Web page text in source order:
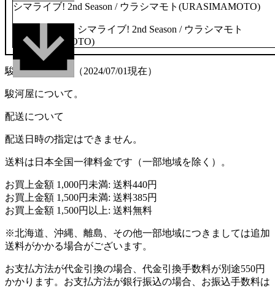
シマライブ! 2nd Season / ウラシマモト(URASIMAMOTO)
駿河屋について（2024/07/01現在）
駿河屋について。
配送について
配送日時の指定はできません。
送料は日本全国一律料金です（一部地域を除く）。
お買上金額 1,000円未満: 送料440円
お買上金額 1,500円未満: 送料385円
お買上金額 1,500円以上: 送料無料
※北海道、沖縄、離島、その他一部地域につきましては追加
送料がかかる場合がございます。
お支払方法が代金引換の場合、代金引換手数料が別途550円
かかります。お支払方法が銀行振込の場合、お振込手数料は